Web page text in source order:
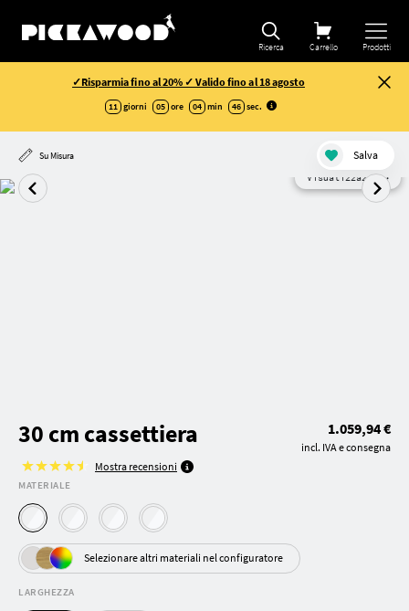
Ricerca Carrello Prodotti
✓Risparmia fino al 20% ✓ Valido fino al 18 agosto
11 giorni 05 ore 04 min 46 sec.
Su Misura Salva
Visualizzazione
30 cm cassettiera
Mostra recensioni
1.059,94 €
incl. IVA e consegna
MATERIALE
Selezionare altri materiali nel configuratore
LARGHEZZA